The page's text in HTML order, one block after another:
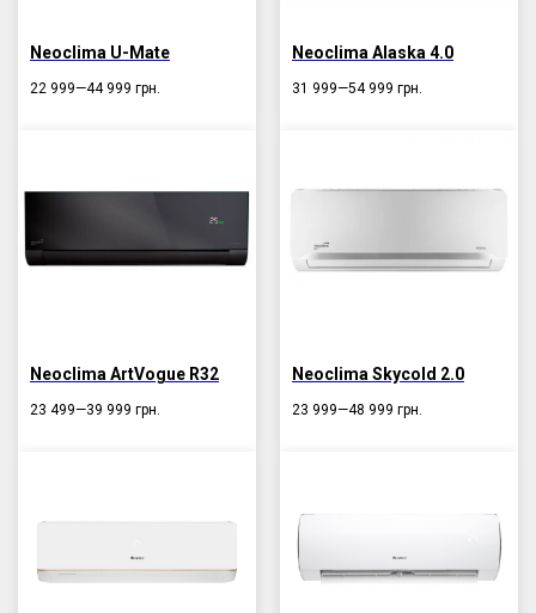
Neoclima U-Mate
22 999—44 999 грн.
Neoclima Alaska 4.0
31 999—54 999 грн.
Neoclima ArtVogue R32
23 499—39 999 грн.
Neoclima Skycold 2.0
23 999—48 999 грн.